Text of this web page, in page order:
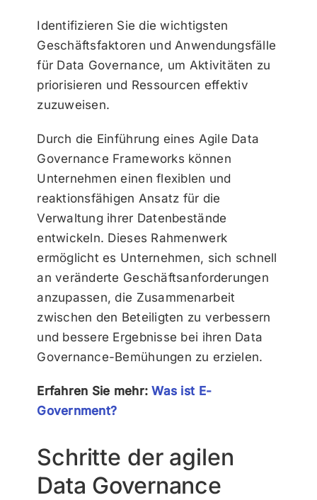
Identifizieren Sie die wichtigsten
Geschäftsfaktoren und Anwendungsfälle
für Data Governance, um Aktivitäten zu
priorisieren und Ressourcen effektiv
zuzuweisen.
Durch die Einführung eines Agile Data
Governance Frameworks können
Unternehmen einen flexiblen und
reaktionsfähigen Ansatz für die
Verwaltung ihrer Datenbestände
entwickeln. Dieses Rahmenwerk
ermöglicht es Unternehmen, sich schnell
an veränderte Geschäftsanforderungen
anzupassen, die Zusammenarbeit
zwischen den Beteiligten zu verbessern
und bessere Ergebnisse bei ihren Data
Governance-Bemühungen zu erzielen.
Erfahren Sie mehr:Was ist E-
Government?
Schritte der agilen
Data Governance